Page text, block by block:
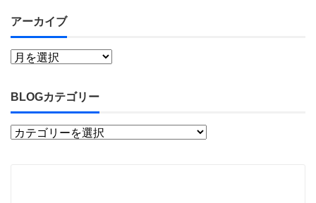
アーカイブ
BLOGカテゴリー